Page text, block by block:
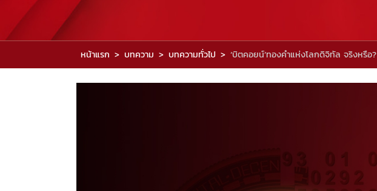
หน้าแรก บทความ บทความทั่วไป ‘บิตคอยน์’ทองคำแห่งโลกดิจิทัล จริงหรือ?